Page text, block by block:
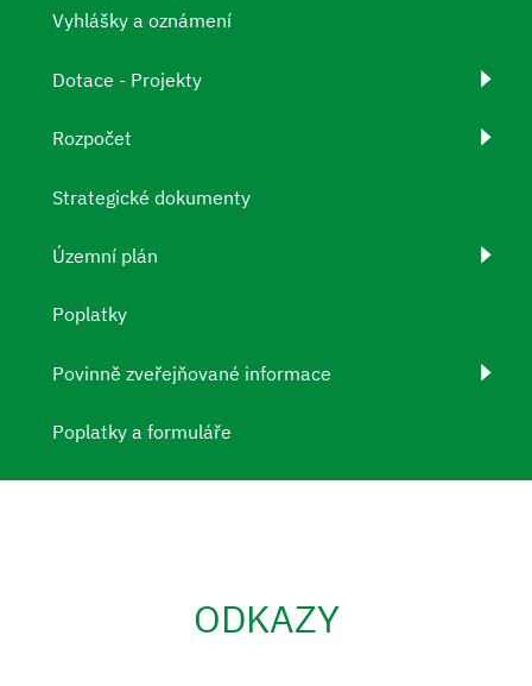
Vyhlášky a oznámení
Dotace - Projekty
Rozpočet
Strategické dokumenty
Územní plán
Poplatky
Povinně zveřejňované informace
Poplatky a formuláře
ODKAZY